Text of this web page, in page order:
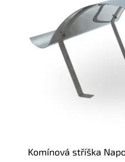
Komínová stříška